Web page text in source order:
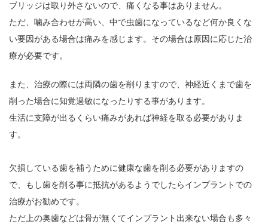
ブリッジは取り外さないので、痛くなる事はありません。
ただ、噛み合わせが高い、中で虫歯になっているなど何か良くな
い要因がある場合は痛みを感じます。その場合は原因に応じた治
療が必要です。
また、治療の際には両隣の歯を削りますので、神経近くまで歯を
削った場合に知覚過敏になったりする事があります。
生活に支障が出るくらい痛みがあれば神経を取る必要がありま
す。
欠損している歯を補うために健康な歯を削る必要がありますの
で、もし歯を削る事に抵抗があるようでしたらインプラントでの
治療がお勧めです。
ただ上の奥歯などは骨が無くてインプラント出来ない場合も多々